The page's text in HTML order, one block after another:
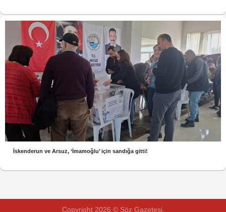
İskenderun ve Arsuz, ‘İmamoğlu’ için sandığa gitti!
Copyright 2026 © Söz Gazetesi.